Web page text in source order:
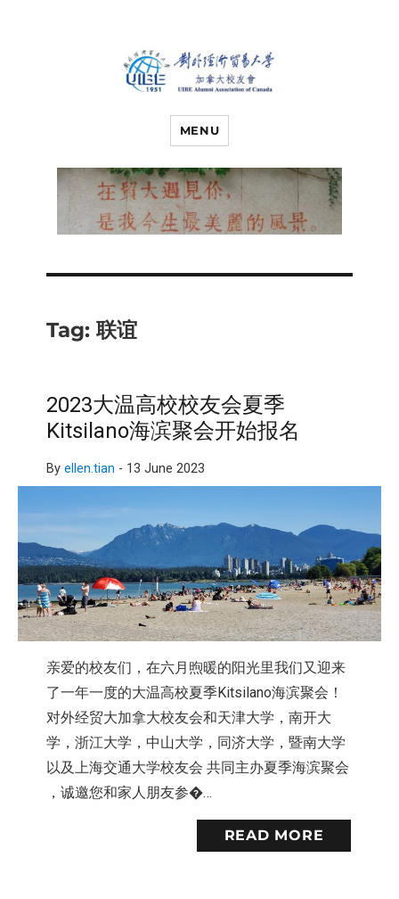
对外经济贸易
大学加拿大校
友会
MENU
Tag:联谊
2023大温高校校友会夏季
Kitsilano海滨聚会开始报名
By ellen.tian - 13 June 2023
亲爱的校友们，在六月煦暖的阳光里我们又迎来
了一年一度的大温高校夏季Kitsilano海滨聚会！
对外经贸大加拿大校友会和天津大学，南开大
学，浙江大学，中山大学，同济大学，暨南大学
以及上海交通大学校友会 共同主办夏季海滨聚会
，诚邀您和家人朋友参�…
READ MORE